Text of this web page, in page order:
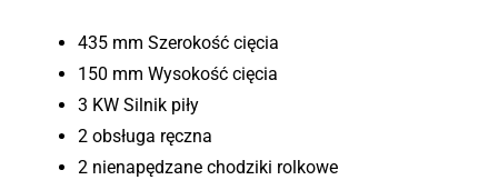
435 mm Szerokość cięcia
150 mm Wysokość cięcia
3 KW Silnik piły
2 obsługa ręczna
2 nienapędzane chodziki rolkowe